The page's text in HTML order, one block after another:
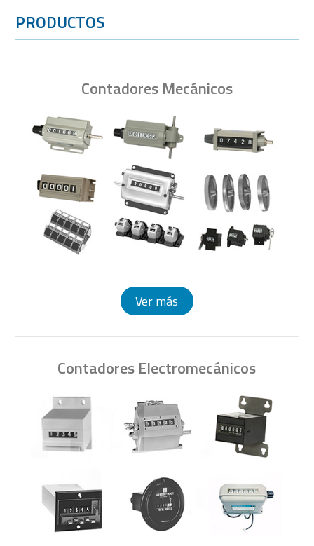
PRODUCTOS
Contadores Mecánicos
Ver más
Contadores Electromecánicos